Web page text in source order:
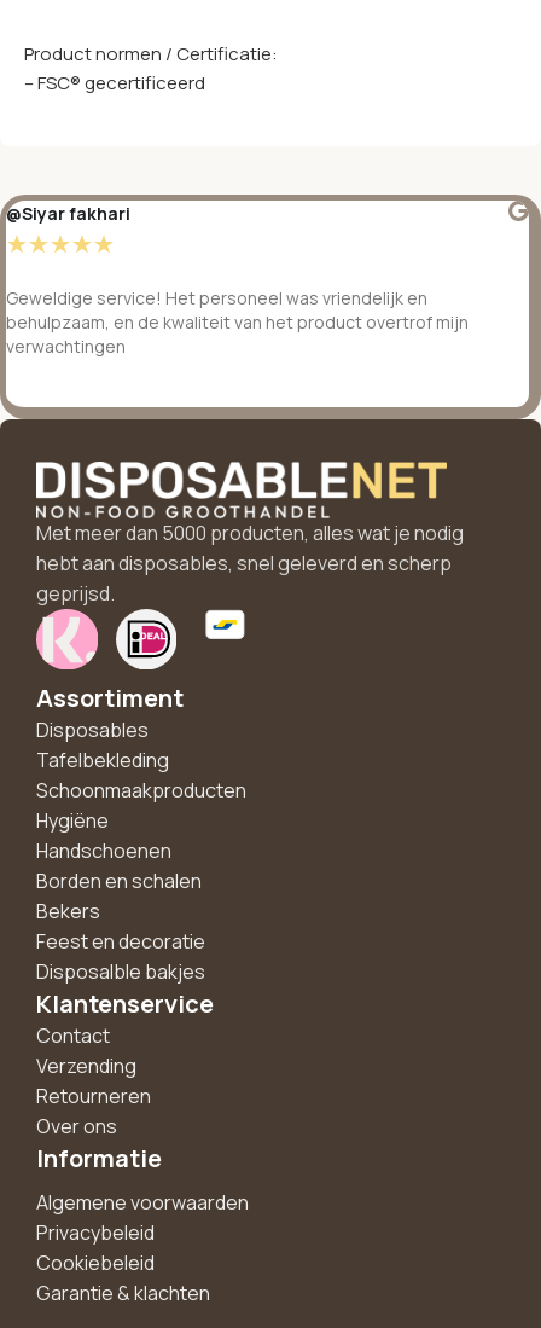
Product normen / Certificatie:
– FSC® gecertificeerd
@Siyar fakhari
☆☆☆☆☆
Geweldige service! Het personeel was vriendelijk en
behulpzaam, en de kwaliteit van het product overtrof mijn
verwachtingen
Met meer dan 5000 producten, alles wat je nodig
hebt aan disposables, snel geleverd en scherp
geprijsd.
Assortiment
Disposables
Tafelbekleding
Schoonmaakproducten
Hygiëne
Handschoenen
Borden en schalen
Bekers
Feest en decoratie
Disposalble bakjes
Klantenservice
Contact
Verzending
Retourneren
Over ons
Informatie
Algemene voorwaarden
Privacybeleid
Cookiebeleid
Garantie & klachten